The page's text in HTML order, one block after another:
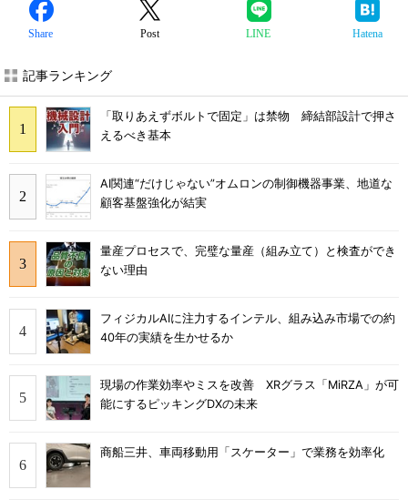
Share Post LINE Hatena
記事ランキング
「取りあえずボルトで固定」は禁物 締結部設計で押さ
えるべき基本
AI関連“だけじゃない”オムロンの制御機器事業、地道な
顧客基盤強化が結実
量産プロセスで、完璧な量産（組み立て）と検査ができ
ない理由
フィジカルAIに注力するインテル、組み込み市場での約
40年の実績を生かせるか
現場の作業効率やミスを改善 XRグラス「MiRZA」が可
能にするピッキングDXの未来
商船三井、車両移動用「スケーター」で業務を効率化